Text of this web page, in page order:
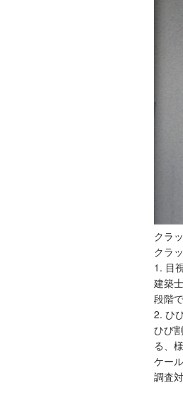
クラ
クラ
1. 目
建築
段階
2. ひ
ひび
る、
ケー
調査